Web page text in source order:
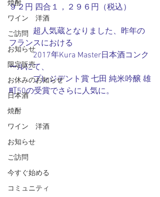
焼酎
ワイン 洋酒
ご訪問
お知らせ
限定販売
お休みのお知らせ
日本酒
焼酎
ワイン 洋酒
お知らせ
ご訪問
今すぐ始める
コミュニティ
９２円 四合１，２９６円（税込）
超人気蔵となりました、昨年の
フランスにおける
2017年Kura Master日本酒コンク
ールにて、
プレジデント賞 七田 純米吟醸 雄
町50の受賞でさらに人気に。